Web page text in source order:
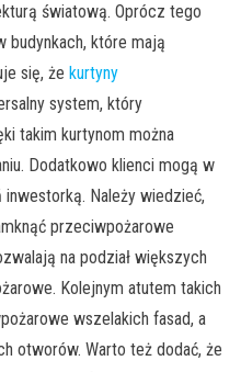
światową. Oprócz tego
budynkach, które mają
się, że kurtyny
system, który
takim kurtynom można
Dodatkowo klienci mogą w
Należy wiedzieć,
przeciwpożarowe
na podział większych
Kolejnym atutem takich
wszelakich fasad, a
otworów. Warto też dodać, że